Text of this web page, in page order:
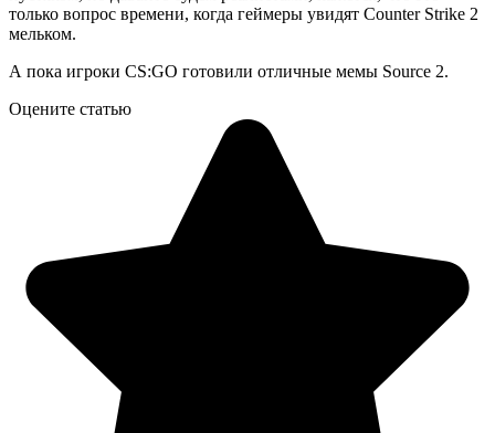
только вопрос времени, когда геймеры увидят Counter Strike 2
мельком.
А пока игроки CS:GO готовили отличные мемы Source 2.
Оцените статью